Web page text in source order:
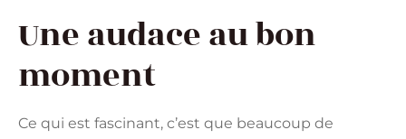
Une audace au bon
moment
Ce qui est fascinant, c’est que beaucoup de